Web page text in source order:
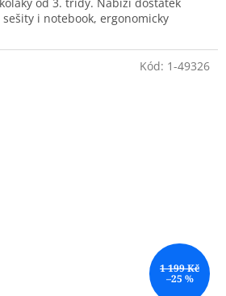
i notebook, ergonomicky
1 199 Kč
–25 %
Kód: 1-49326